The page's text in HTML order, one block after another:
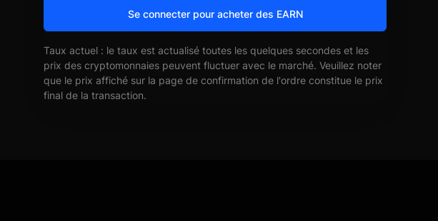
Se connecter pour acheter des EARN
Taux actuel : le taux est actualisé toutes les quelques secondes et les
prix des cryptomonnaies peuvent fluctuer avec le marché. Veuillez noter
que le prix affiché sur la page de confirmation de l'ordre constitue le prix
final de la transaction.